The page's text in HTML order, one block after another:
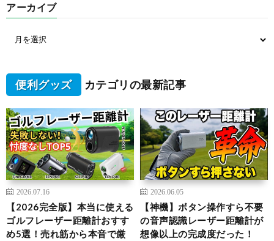
アーカイブ
便利グッズ カテゴリの最新記事
2026.07.16
【2026完全版】本当に使える
ゴルフレーザー距離計おすす
め5選！売れ筋から本音で厳
2026.06.05
【神機】ボタン操作すら不要
の音声認識レーザー距離計が
想像以上の完成度だった！